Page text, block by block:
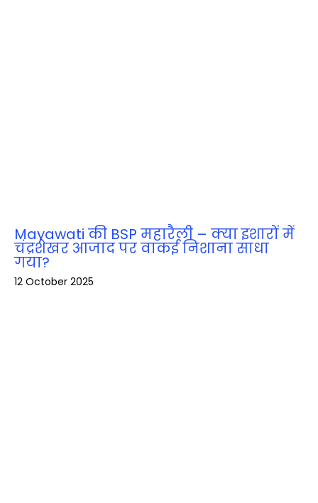
Mayawati की BSP महारैली – क्या इशारों में
चंद्रशेखर आजाद पर वाकई निशाना साधा
गया?
12 October 2025